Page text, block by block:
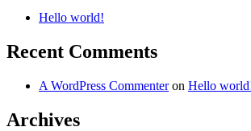
Hello world!
Recent Comments
A WordPress Commenteron Hello
Archives